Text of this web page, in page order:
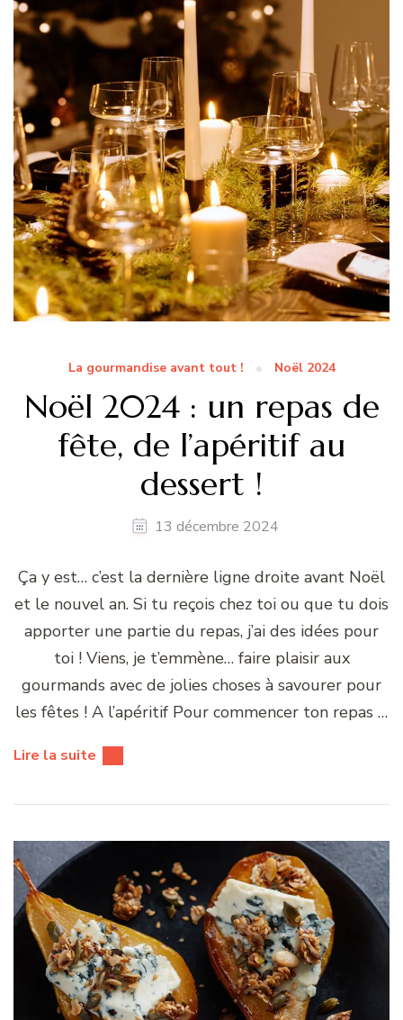
La gourmandise avant tout ! Noël 2024
Noël 2024 : un repas de
fête, de l’apéritif au
dessert !
13 décembre 2024
Ça y est… c’est la dernière ligne droite avant Noël
et le nouvel an. Si tu reçois chez toi ou que tu dois
apporter une partie du repas, j’ai des idées pour
toi ! Viens, je t’emmène… faire plaisir aux
gourmands avec de jolies choses à savourer pour
les fêtes ! A l’apéritif Pour commencer ton repas …
Lire la suite